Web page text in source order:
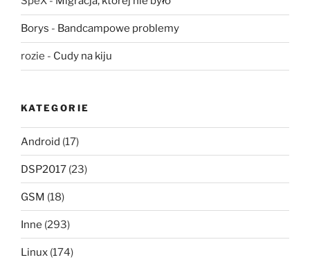
Borys - Bandcampowe problemy
rozie - Cudy na kiju
KATEGORIE
Android (17)
DSP2017 (23)
GSM (18)
Inne (293)
Linux (174)